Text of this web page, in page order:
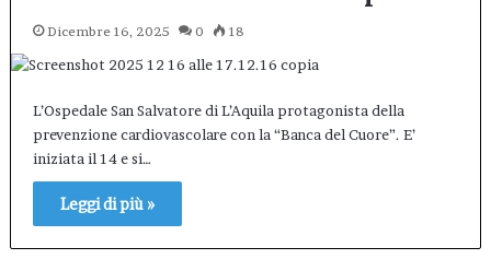
Dicembre 16, 2025 0 18
L’Ospedale San Salvatore di L’Aquila protagonista della
prevenzione cardiovascolare con la “Banca del Cuore”. E’
iniziata il 14 e si…
Leggi di più »